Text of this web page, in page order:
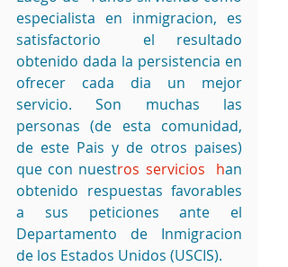
especialista en inmigracion, es
satisfactorio  el resultado
obtenido dada la persistencia en
ofrecer cada dia un mejor
servicio. Son muchas las
personas (de esta comunidad,
de este Pais y de otros paises)
que con nuestros servicios  han
obtenido respuestas favorables
a sus peticiones ante el
Departamento de Inmigracion
de los Estados Unidos (USCIS).